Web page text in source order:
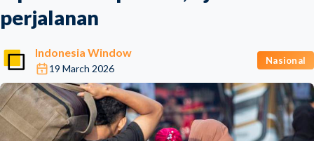
perjalanan
Indonesia Window
19 March 2026
Nasional